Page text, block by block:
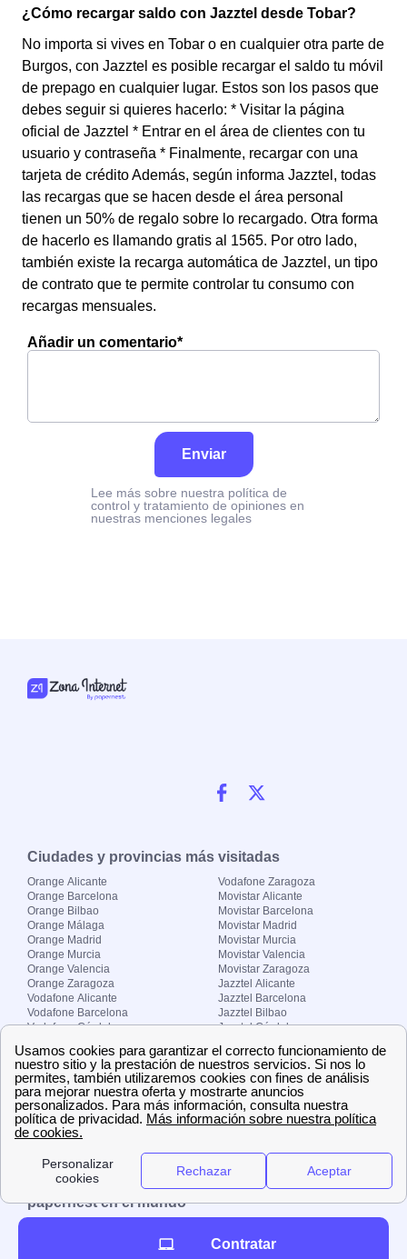
¿Cómo recargar saldo con Jazztel desde Tobar?
No importa si vives en Tobar o en cualquier otra parte de
Burgos, con Jazztel es posible recargar el saldo tu móvil
de prepago en cualquier lugar. Estos son los pasos que
debes seguir si quieres hacerlo: * Visitar la página
oficial de Jazztel * Entrar en el área de clientes con tu
usuario y contraseña * Finalmente, recargar con una
tarjeta de crédito Además, según informa Jazztel, todas
las recargas que se hacen desde el área personal
tienen un 50% de regalo sobre lo recargado. Otra forma
de hacerlo es llamando gratis al 1565. Por otro lado,
también existe la recarga automática de Jazztel, un tipo
de contrato que te permite controlar tu consumo con
recargas mensuales.
Añadir un comentario*
Enviar
Lee más sobre nuestra política de
control y tratamiento de opiniones en
nuestras menciones legales
Ciudades y provincias más visitadas
Orange Alicante
Orange Barcelona
Orange Bilbao
Orange Málaga
Orange Madrid
Orange Murcia
Orange Valencia
Orange Zaragoza
Vodafone Alicante
Vodafone Barcelona
Vodafone Córdoba
Vodafone Madrid
Vodafone Murcia
Vodafone Valencia
Vodafone Zaragoza
Movistar Alicante
Movistar Barcelona
Movistar Madrid
Movistar Murcia
Movistar Valencia
Movistar Zaragoza
Jazztel Alicante
Jazztel Barcelona
Jazztel Bilbao
Jazztel Córdoba
Jazztel Málaga
Jazztel Valencia
Jazztel Zaragoza
Sobre Zona-internet.com
¿Quiénes somos?
El grupo papernest
Aviso legal Nuestras ofertas de trabajo
papernest en el mundo
Reino Unido
Contratar